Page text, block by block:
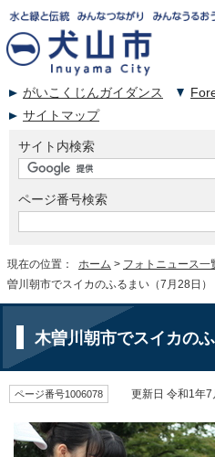
がいこくじんガイダンス
サイトマップ
サイト内検索
ページ番号検索
現在の位置： ホーム > フォトニュース一
曽川朝市でスイカのふるまい（7月28日）
木曽川朝市でスイカの
ページ番号1006078 更新日 令和1年7